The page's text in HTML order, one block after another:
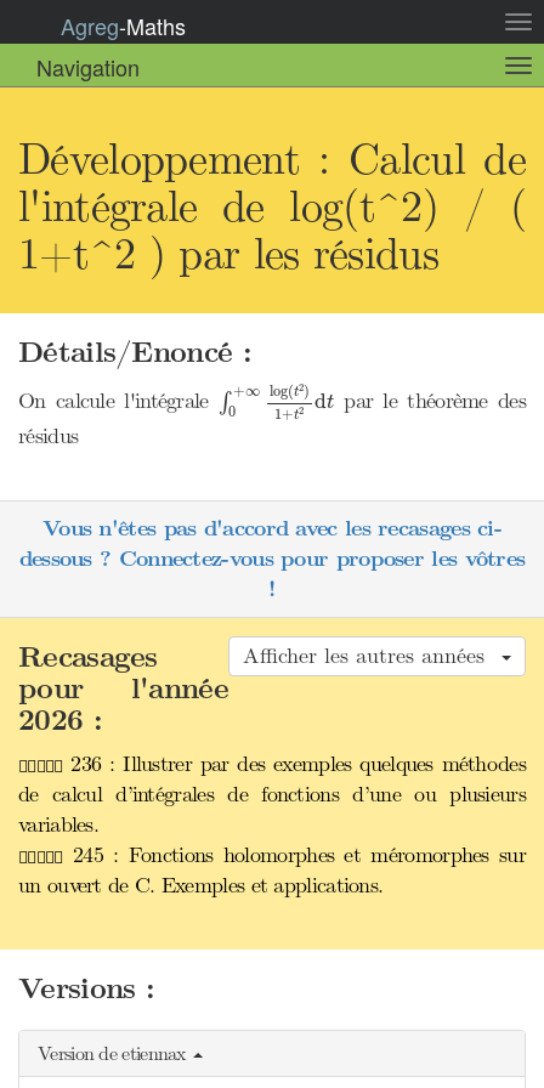
la
Agreg-Maths
Navigation
la
Développement : Calcul de
l'intégrale de log(t^2) / (
1+t^2 ) par les résidus
Détails/Enoncé :
On calcule l'intégrale ∫ +∞
0
log(t2)
1+t2 dt
+∞ log(t
par le théorème des
résidus
Vous n'êtes pas d'accord avec les recasages ci-
dessous ? Connectez-vous pour proposer les vôtres
!
Afficher les autres années
Recasages
pour l'année
2026 :
236 : Illustrer par des exemples quelques méthodes
de calcul d’intégrales de fonctions d’une ou plusieurs
variables.
245 : Fonctions holomorphes et méromorphes sur
un ouvert de C. Exemples et applications.
Versions :
Version de etiennax